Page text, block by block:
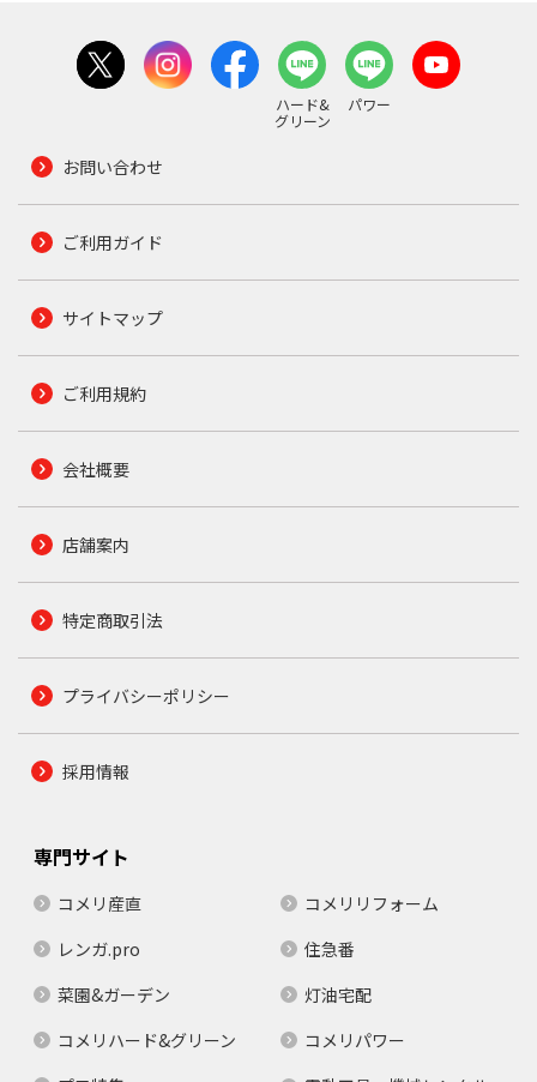
ハード&
グリーン
パワー
お問い合わせ
ご利用ガイド
サイトマップ
ご利用規約
会社概要
店舗案内
特定商取引法
プライバシーポリシー
採用情報
専門サイト
コメリ産直
コメリリフォーム
レンガ.pro
住急番
菜園&ガーデン
灯油宅配
コメリハード&グリーン
コメリパワー